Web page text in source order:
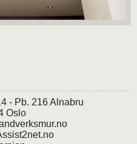
- Pb. 216 Alnabru
Oslo